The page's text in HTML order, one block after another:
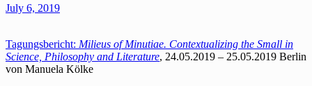
July 6, 2019
Tagungsbericht: Milieus of Minutiae. Contextualizing the Small in
Science, Philosophy and Literature, 24.05.2019 – 25.05.2019 Berlin
von Manuela Kölke